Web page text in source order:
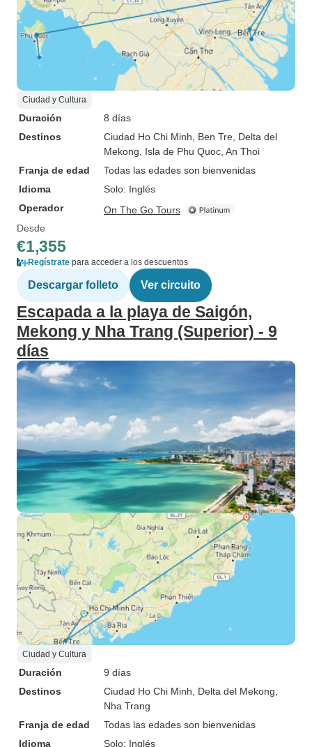
Ciudad y Cultura
Duración
8 días
Destinos
Ciudad Ho Chi Minh , Ben Tre , Delta del
Mekong , Isla de Phu Quoc , An Thoi
Franja de edad
Todas las edades son bienvenidas
Idioma
Solo: Inglés
Operador
On The Go Tours
Desde
€1,355
Regístrate para acceder a los descuentos
Descargar folleto Ver circuito
Escapada a la playa de Saigón,
Mekong y Nha Trang (Superior) - 9
días
Ciudad y Cultura
Duración
9 días
Destinos
Ciudad Ho Chi Minh , Delta del Mekong
Nha Trang
Franja de edad
Todas las edades son bienvenidas
Idioma
Solo: Inglés